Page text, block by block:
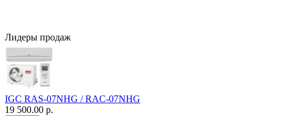
Лидеры продаж
IGC RAS-07NHG / RAC-07NHG
19 500.00 р.